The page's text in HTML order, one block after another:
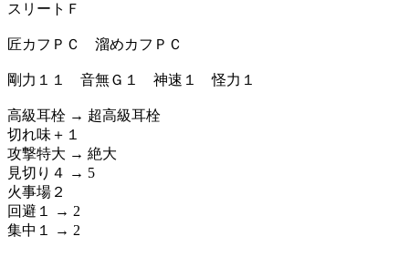
スリートＦ
匠カフＰＣ 溜めカフＰＣ
剛力１１ 音無Ｇ１ 神速１ 怪力１
高級耳栓 → 超高級耳栓
切れ味＋１
攻撃特大 → 絶大
見切り４ → 5
火事場２
回避１ → 2
集中１ → 2